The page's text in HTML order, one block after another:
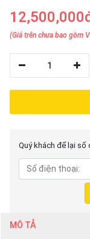
(Giá trên chưa bao gồm
1
Quý khách để lại số
MÔ TẢ
Tiếng